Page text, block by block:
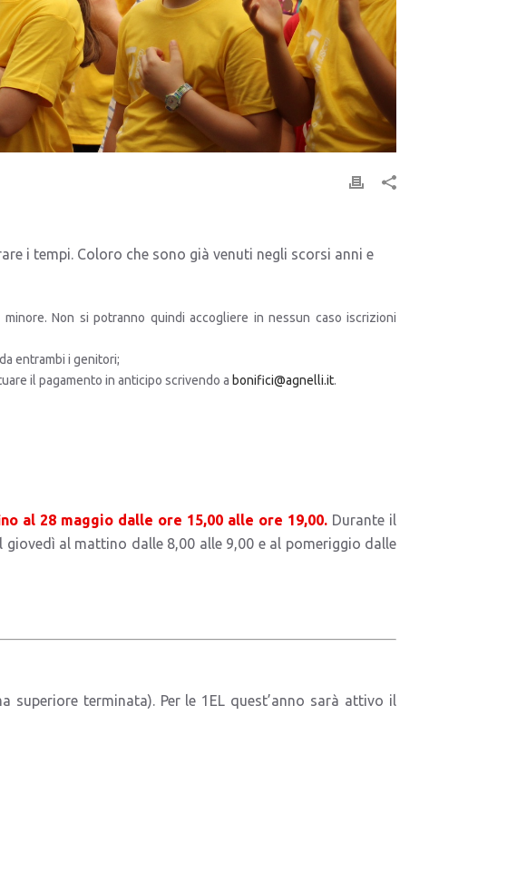
i tempi. Coloro che sono già venuti negli scorsi anni e
Non si potranno quindi accogliere in nessun caso iscrizioni
entrambi i genitori;
il pagamento in anticipo scrivendo a bonifici@agnelli.it.
al 28 maggio dalle ore 15,00 alle ore 19,00. Durante il
al mattino dalle 8,00 alle 9,00 e al pomeriggio dalle
superiore terminata). Per le 1EL quest’anno sarà attivo il